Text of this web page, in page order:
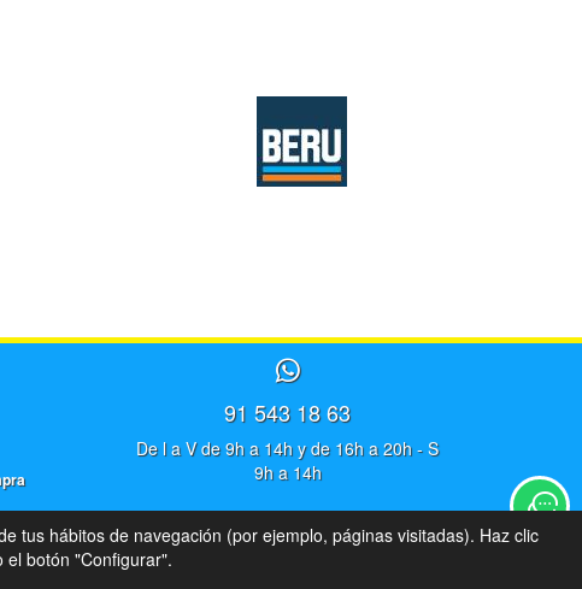
91 543 18 63
De l a V de 9h a 14h y de 16h a 20h - S
9h a 14h
tus hábitos de navegación (por ejemplo, páginas visitadas). Haz clic
botón "Configurar".